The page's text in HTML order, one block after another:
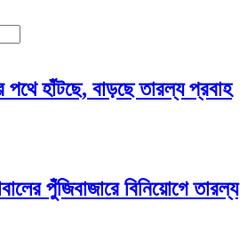
পথে হাঁটছে, বাড়ছে তারল্য প্রবাহ
পুঁজিবাজারে বিনিয়োগে তারল্য